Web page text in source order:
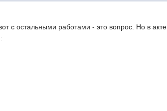
с остальными работами - это вопрос. Но в акте